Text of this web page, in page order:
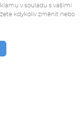
v souladu s vašimi
kdykoliv změnit nebo